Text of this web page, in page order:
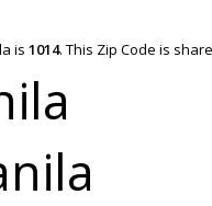
is 1014. This Zip Code is